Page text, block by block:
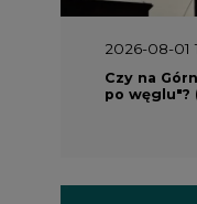
2026-08-01
Czy na
po węglu"?